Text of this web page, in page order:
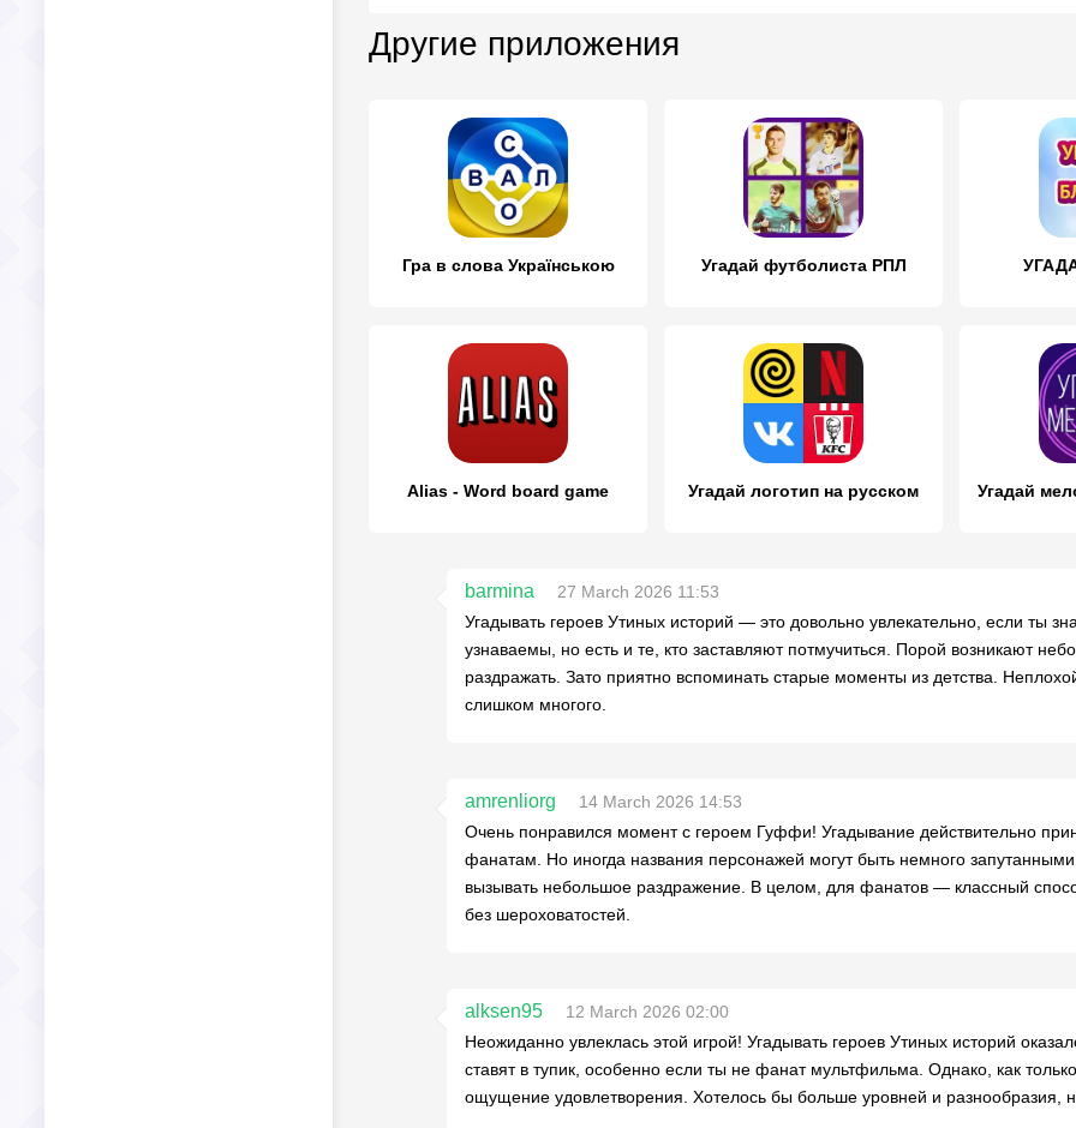
Другие приложения
Гра в слова Українською Угадай футболиста РПЛ
Alias - Word board game Угадай логотип на русском
barmina
27 March 2026 11:53
Угадывать героев Утиных историй — это довольно увлекательно, если ты
узнаваемы, но есть и те, кто заставляют потмучиться. Порой возникают
раздражать. Зато приятно вспоминать старые моменты из детства.
слишком многого.
amrenliorg
14 March 2026 14:53
Очень понравился момент с героем Гуффи! Угадывание действительно
фанатам. Но иногда названия персонажей могут быть немного
вызывать небольшое раздражение. В целом, для фанатов — классный
без шероховатостей.
alksen95
12 March 2026 02:00
Неожиданно увлеклась этой игрой! Угадывать героев Утиных историй
ставят в тупик, особенно если ты не фанат мультфильма. Однако, как
ощущение удовлетворения. Хотелось бы больше уровней и разнообразия,